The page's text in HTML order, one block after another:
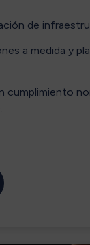
de
a medida y
cumplimiento